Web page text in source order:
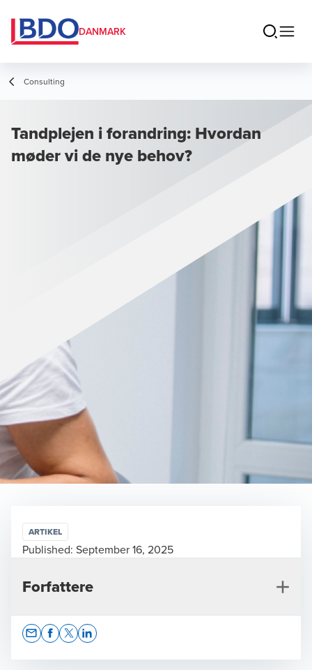
DANMARK
Consulting
Tandplejen i forandring: Hvordan
møder vi de nye behov?
ARTIKEL
Published: September 16, 2025
Forfattere